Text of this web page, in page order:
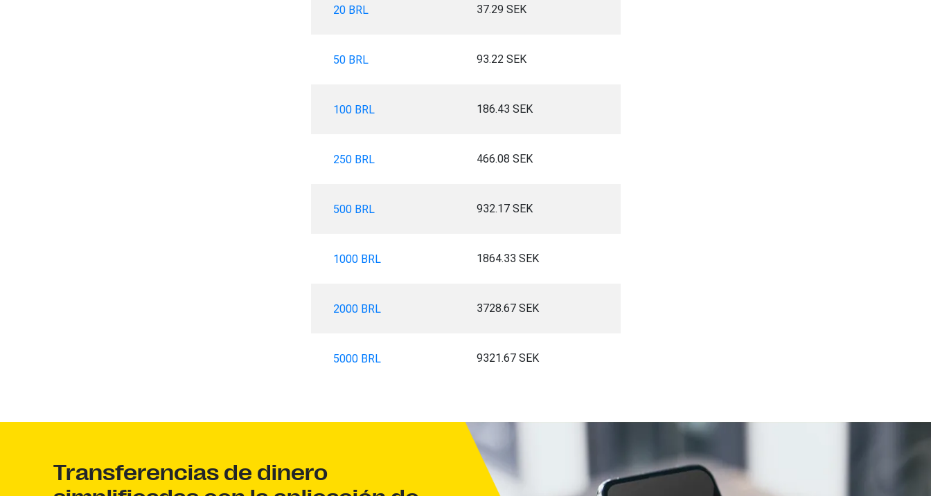
20 BRL 37.29 SEK
50 BRL 93.22 SEK
100 BRL 186.43 SEK
250 BRL 466.08 SEK
500 BRL 932.17 SEK
1000 BRL 1864.33 SEK
2000 BRL 3728.67 SEK
5000 BRL 9321.67 SEK
Transferencias de dinero